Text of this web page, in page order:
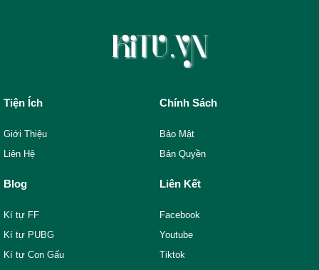
Tiện Ích
Giới Thiệu
Liên Hệ
Chính Sách
Bảo Mật
Bản Quyền
Blog
Kí tự FF
Kí tự PUBG
Kí tự Con Gấu
Liên Kết
Facebook
Youtube
Tiktok